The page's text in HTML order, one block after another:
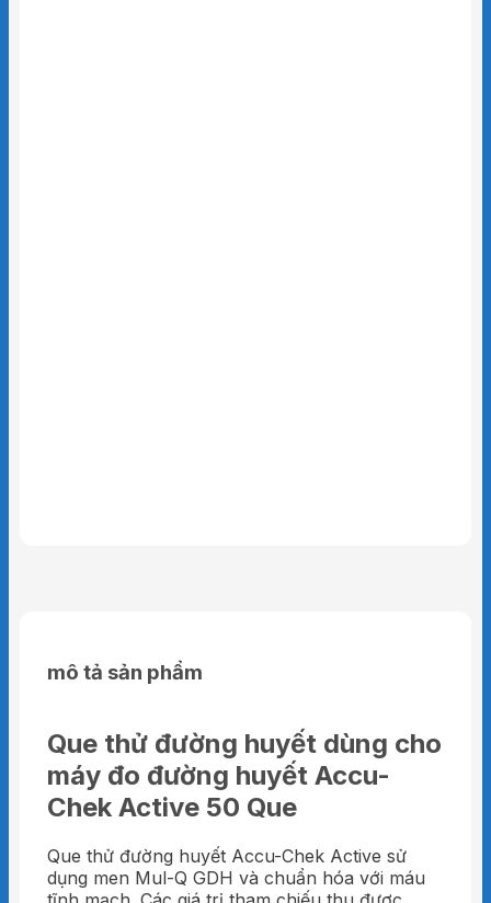
mô tả sản phẩm
Que thử đường huyết dùng cho
máy đo đường huyết Accu-
Chek Active 50 Que
Que thử đường huyết Accu-Chek Active sử
dụng men Mul-Q GDH và chuẩn hóa với máu